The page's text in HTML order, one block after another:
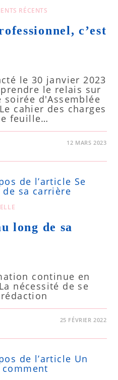
RÉCENTS
c’est
le 30 janvier 2023
le relais sur
d'Assemblée
cahier des charges
feuille…
12 MARS 2023
long de sa
continue en
nécessité de se
25 FÉVRIER 2022